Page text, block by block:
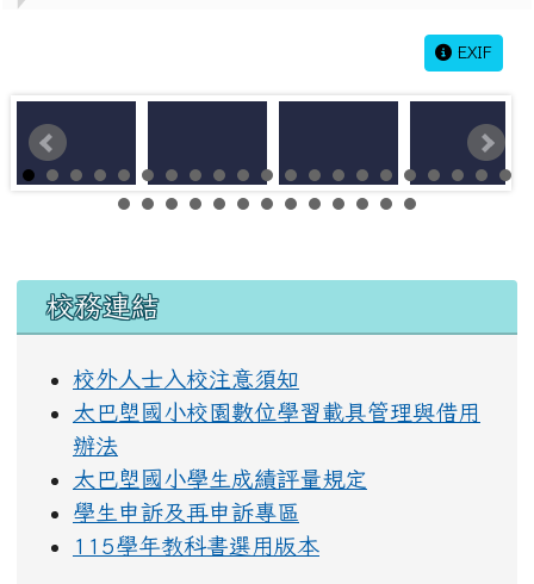
EXIF
左邊區域內容
校務連結
校外人士入校注意須知
太巴塱國小校園數位學習載具管理與借用
辦法
太巴塱國小學生成績評量規定
學生申訴及再申訴專區
115學年教科書選用版本